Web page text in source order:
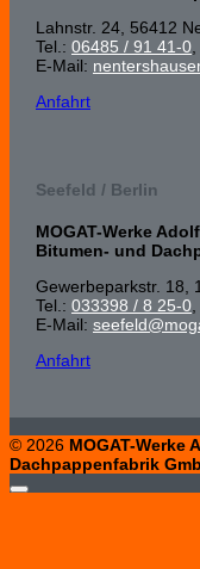
Lahnstr. 24, 56412
Tel.: 06485 / 91 41-0
E-Mail:
Anfahrt
Seefeld / Berlin
MOGAT-Werke
Bitumen- und
Gewerbeparkstr. 18,
Tel.: 033398 / 8 25-0
E-Mail:
Anfahrt
© 2026 MOGAT-Werke
Dachpappenfabrik